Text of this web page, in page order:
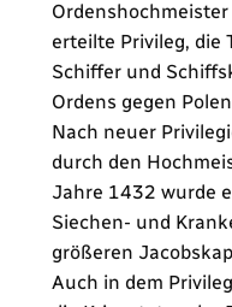
erteilte Privileg, die
Schiffer und
Ordens gegen
Nach neuer
durch den
Jahre 1432 wurde
Siechen- und
größeren
Auch in dem